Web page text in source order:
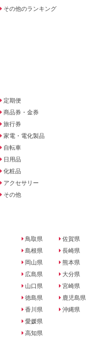
その他のランキング
定期便
商品券・金券
旅行券
家電・電化製品
自転車
日用品
化粧品
アクセサリー
その他
鳥取県
島根県
岡山県
広島県
山口県
徳島県
香川県
愛媛県
高知県
佐賀県
長崎県
熊本県
大分県
宮崎県
鹿児島県
沖縄県